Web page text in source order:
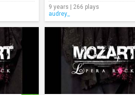
9 years | 266 plays
audrey_